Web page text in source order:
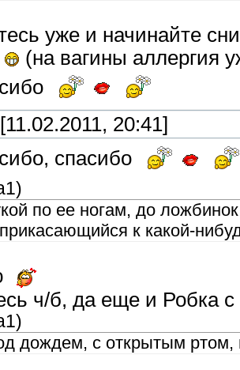
уже и начинайте
(на вагины аллергия
20:41]
спасибо
)
по ее ногам, до
к какой-
ч/б, да еще и Робка
)
дождем, с открытым ртом,